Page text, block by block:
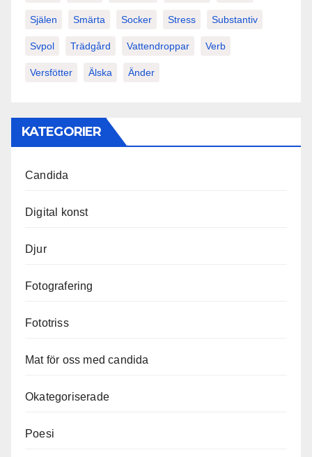
Själen Smärta Socker Stress Substantiv
Svpol Trädgård Vattendroppar Verb
Versfötter Älska Änder
KATEGORIER
Candida
Digital konst
Djur
Fotografering
Fototriss
Mat för oss med candida
Okategoriserade
Poesi